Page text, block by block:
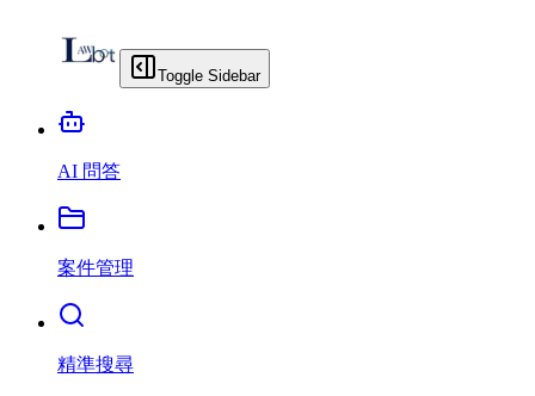
Toggle Sidebar
AI 問答
案件管理
精準搜尋